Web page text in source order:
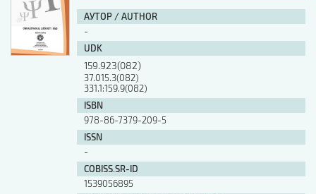
УПУТСТВА
УПУТСТВА
Правилник о издавачкој делатности
Упутство ауторима
Упутство уредницима
Изјава о ауторству
Изјава о лектури
Изјава о коришћењу ауторског дела
Упутство за бирање лиценце
Уговор са аутором
АУТОР / AUTHOR
-
UDK
159.923(082)
37.015.3(082)
331.1:159.9(082)
ISBN
978-86-7379-209-5
ISSN
-
COBISS.SR-ID
1539056895